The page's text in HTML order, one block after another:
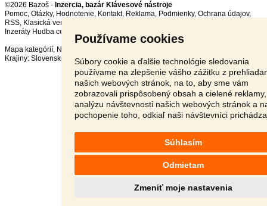
Používame cookies
Súbory cookie a ďalšie technológie sledovania
používame na zlepšenie vášho zážitku z
našich webových stránok, na to, aby sme vám
zobrazovali prispôsobený obsah a cielené
analýzu návštevnosti našich webových stránok a
pochopenie toho, odkiaľ naši návštevníci
Súhlasím
Odmietam
Zmeniť moje nastavenia
©2026 Bazoš - Inzercia, bazár Klávesové nástroje
Pomoc, Otázky, Hodnotenie, Kontakt, Reklama, Podmienky, Ochrana údajov,
RSS,
Inzeráty Hudba celkom:
Mapa kategórií, Najvyhľadávanejšie výrazy
Krajiny: Slovensko Česká republika,Poľsko ,Rakúsko